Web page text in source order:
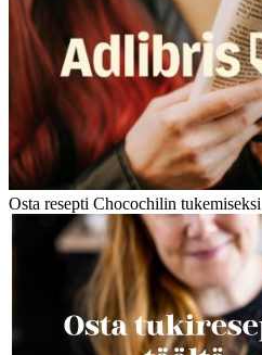
Osta resepti Chocochilin tukemiseksi